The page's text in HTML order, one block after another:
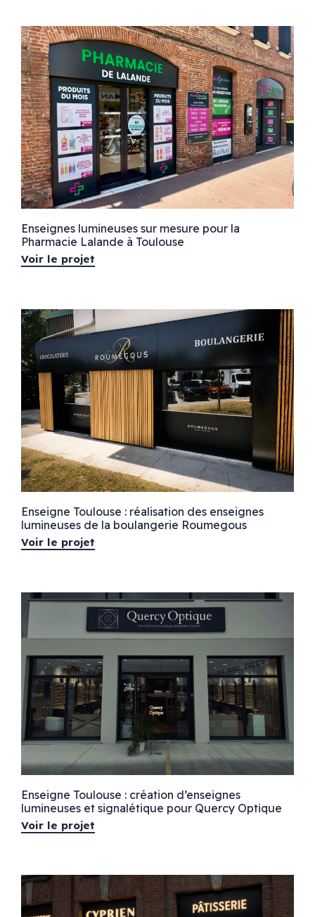
Enseignes lumineuses sur mesure pour la
Pharmacie Lalande à Toulouse
Voir le projet
Enseigne Toulouse : réalisation des enseignes
lumineuses de la boulangerie Roumegous
Voir le projet
Enseigne Toulouse : création d’enseignes
lumineuses et signalétique pour Quercy Optique
Voir le projet